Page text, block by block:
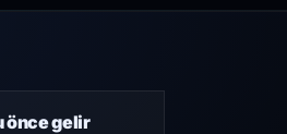
önce gelir